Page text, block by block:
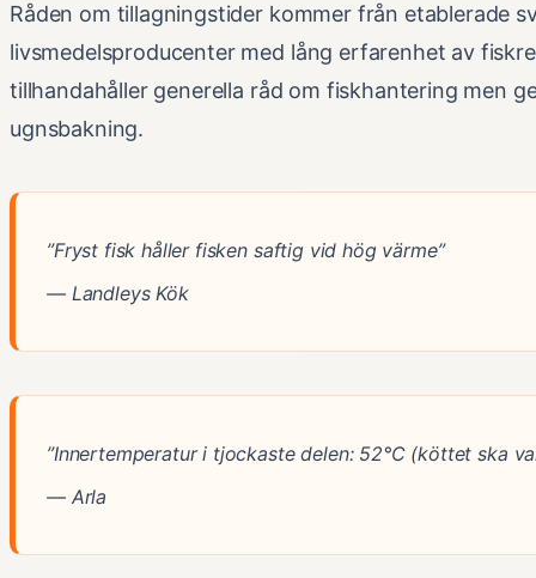
Råden om tillagningstider kommer från etablerade
livsmedelsproducenter med lång erfarenhet av
tillhandahåller generella råd om fiskhantering men
ugnsbakning.
”Fryst fisk håller fisken saftig vid hög värme”
— Landleys Kök
”Innertemperatur i tjockaste delen: 52°C (köttet ska
— Arla